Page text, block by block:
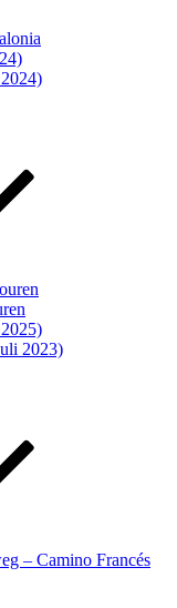
2023)
– Camino Francés